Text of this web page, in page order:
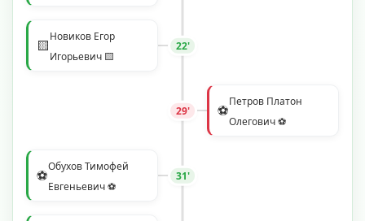
🟨Новиков Егор
Игорьевич 🟨
22'
⚽Петров Платон
Олегович ⚽
29'
⚽Обухов Тимофей
Евгеньевич ⚽
31'